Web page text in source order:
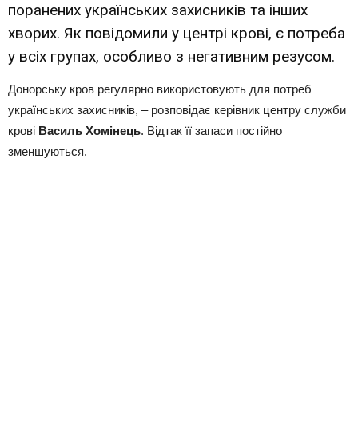
поранених українських захисників та інших
хворих. Як повідомили у центрі крові, є потреба
у всіх групах, особливо з негативним резусом.
Донорську кров регулярно використовують для потреб
українських захисників, – розповідає керівник центру служби
крові Василь Хомінець. Відтак її запаси постійно
зменшуються.